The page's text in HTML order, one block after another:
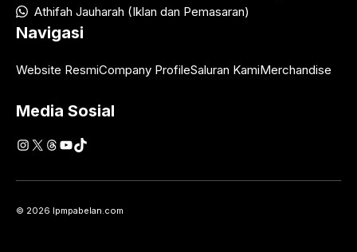
Athifah Jauharah (Iklan dan Pemasaran)
Navigasi
Website ResmiCompany ProfileSaluran KamiMerchandise
Media Sosial
Instagram
X Threads
YouTube
TikTok
© 2026 lpmpabelan.com